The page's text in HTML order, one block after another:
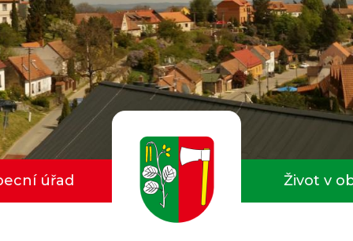
úřad Život v